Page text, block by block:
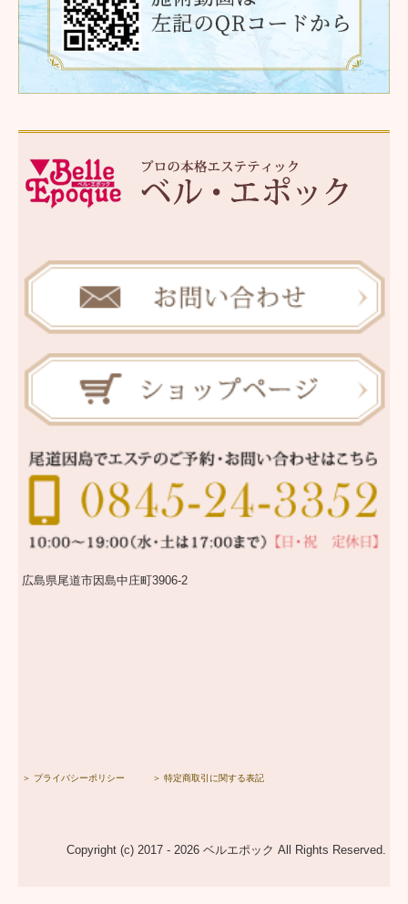
広島県尾道市因島中庄町3906-2
＞ プライバシーポリシー ＞ 特定商取引に関する表記
Copyright (c) 2017 - 2026 ベルエポック All Rights Reserved.